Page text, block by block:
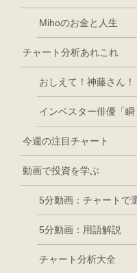
Mihoのお金と人生
チャート分析あれこれ
おしえて！神藤さん！
インベスター俳優「
今週の注目チャート
動画で投資を学ぶ
5分動画：チャートで
5分動画：用語解説
チャート分析大全